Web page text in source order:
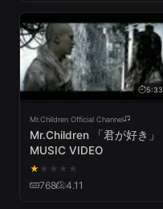
5:33
Mr.Children Official Channel
Mr.Children 「君が好き」
MUSIC VIDEO
★ ★ ★ ★ ★
768 4.11